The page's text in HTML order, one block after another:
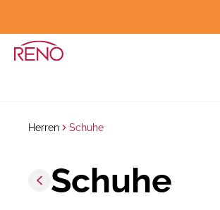
Herren Schuhe
Schuhe